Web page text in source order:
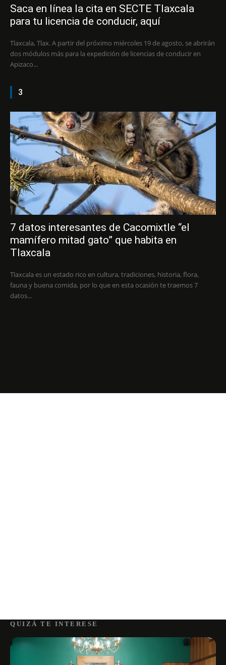
Saca en línea la cita en SECTE Tlaxcala
para tu licencia de conducir, aquí
Tlaxcala, Tlax. A partir del próximo miércoles 19 de agosto, se abrirán
dos módulos más para la expedición de licencias de conducir en
Apizaco...
3
7 datos interesantes de Cacomixtle “el
mamífero mitad gato” que habita en
Tlaxcala
Tlaxcala es un estado rico en cultura, tradiciones, historia, flora,
fauna y buena comida, por lo que en esta ocasión te traemos 7
datos...
QUIZÁ TE INTERESE